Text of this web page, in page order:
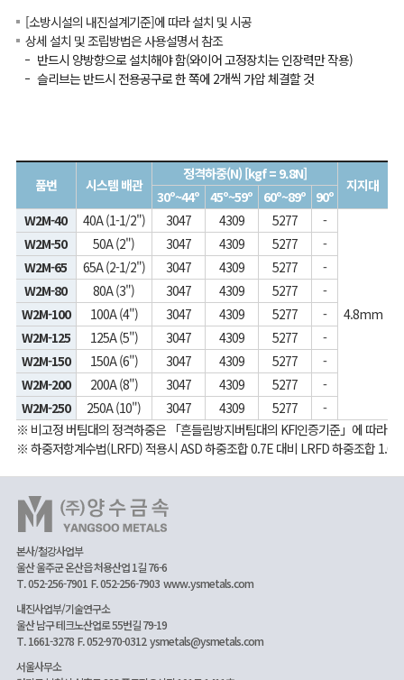
[소방시설의 내진설계기준]에 따라 설치 및 시공
상세 설치 및 조립방법은 사용설명서 참조
반드시 양방향으로 설치해야 함(와이어 고정장치는 인장력만 작용)
슬리브는 반드시 전용공구로 한 쪽에 2개씩 가압 체결할 것
품번 시스템 배관
정격하중(N) [kgf = 9.8N]
지지대
30º~44º 45º~59º 60º~89º 90º
W2M-40
40A (1-1/2") 3047 4309 5277 -
4.8mm
W2M-50 50A (2") 3047 4309 5277
-
W2M-65
65A (2-1/2") 3047 4309 5277
-
W2M-80
80A (3") 3047 4309 5277
-
W2M-100
100A (4") 3047 4309 5277
-
W2M-125
125A (5") 3047 4309 5277
-
W2M-150
150A (6") 3047 4309 5277
-
W2M-200
200A (8") 3047 4309 5277
-
W2M-250
250A (10") 3047 4309 5277
-
※ 비고정 버팀대의 정격하중은 「흔들림방지버팀대의 KFI인증기준」에 따라
※ 하중저항계수법(LRFD) 적용시 ASD 하중조합 0.7E 대비 LRFD 하중조합
본사/철강사업부
울산 울주군 온산읍 처용산업 1길 76-6
T. 052-256-7901 F. 052-256-7903 www.ysmetals.com
내진사업부/기술연구소
울산 남구 테크노산업로 55번길 79-19
T. 1661-3278 F. 052-970-0312 ysmetals@ysmetals.com
서울사무소